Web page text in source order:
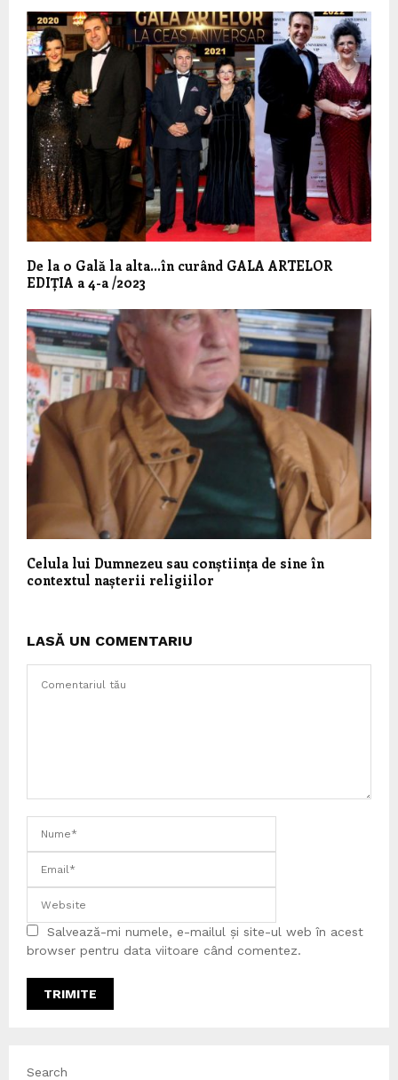
De la o Gală la alta…în curând GALA ARTELOR
EDIȚIA a 4-a /2023
Celula lui Dumnezeu sau conștiința de sine în
contextul nașterii religiilor
LASĂ UN COMENTARIU
Salvează-mi numele, e-mailul și site-ul web în acest
browser pentru data viitoare când comentez.
Search